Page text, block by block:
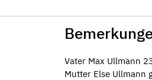
Vater Max Ullmann
Mutter Else Ullmann